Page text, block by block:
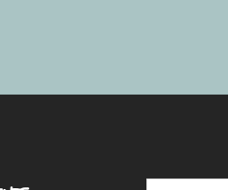
Saisissez votre adresse e-mail…